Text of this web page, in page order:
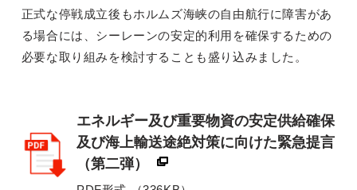
正式な停戦成立後もホルムズ海峡の自由航行に障害があ
る場合には、シーレーンの安定的利用を確保するための
必要な取り組みを検討することも盛り込みました。
エネルギー及び重要物資の安定供給確保
及び海上輸送途絶対策に向けた緊急提言
（第二弾）